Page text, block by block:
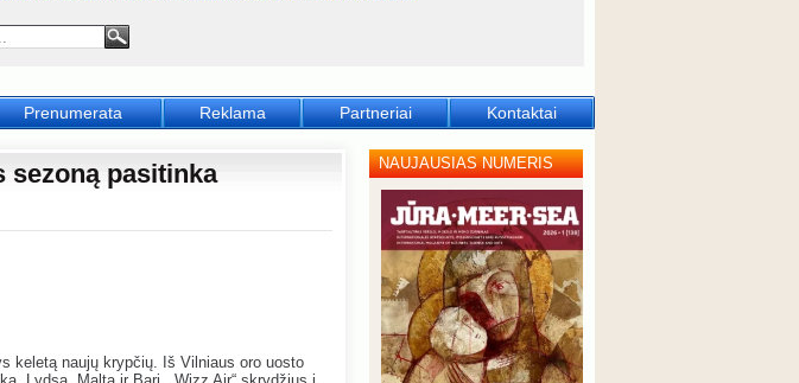
sezoną pasitinka
keletą naujų krypčių. Iš Vilniaus oro uosto
NAUJAUSIAS NUMERIS
Prenumerata Reklama Partneriai Kontaktai